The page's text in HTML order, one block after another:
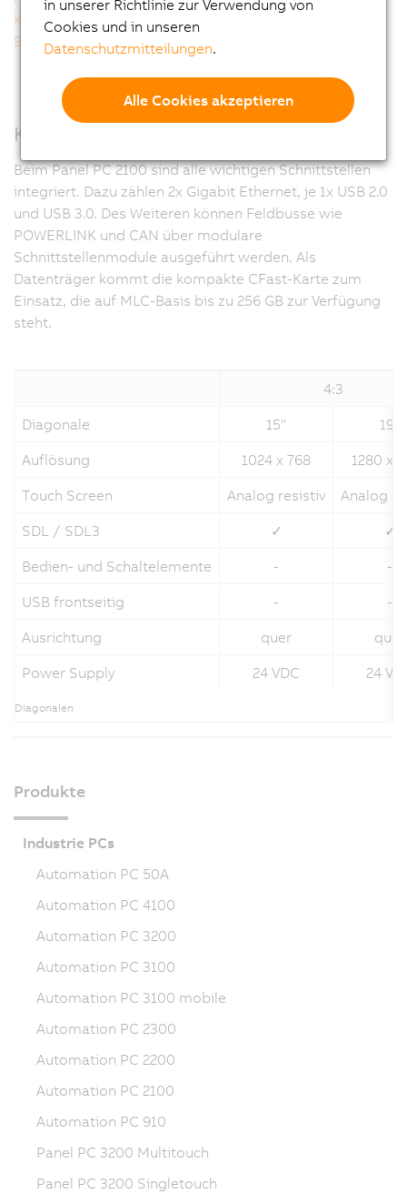
Kompakte Performance
Betriebssysteme
Kommunikativ in alle Richtungen
Beim Panel PC 2100 sind alle wichtigen Schnittstellen
integriert. Dazu zählen 2x Gigabit Ethernet, je 1x USB 2.0
und USB 3.0. Des Weiteren können Feldbusse wie
POWERLINK und CAN über modulare
Schnittstellenmodule ausgeführt werden. Als
Datenträger kommt die kompakte CFast-Karte zum
Einsatz, die auf MLC-Basis bis zu 256 GB zur Verfügung
steht.
Diagonalen
4:3
Diagonale
15''
19"
Auflösung
1024 x 768
1280 x
Touch Screen
Analog resistiv
Analog
SDL / SDL3
✓
✓
Bedien- und Schaltelemente
-
-
USB frontseitig
-
-
Ausrichtung
quer
quer
Power Supply
24 VDC 24
Produkte
Industrie PCs
Automation PC 50A
Automation PC 4100
Automation PC 3200
Automation PC 3100
Automation PC 3100 mobile
Automation PC 2300
Automation PC 2200
Automation PC 2100
Automation PC 910
Panel PC 3200 Multitouch
Panel PC 3200 Singletouch
in unserer Richtlinie zur Verwendung von
Cookies und in unseren
Datenschutzmitteilungen.
Alle Cookies akzeptieren